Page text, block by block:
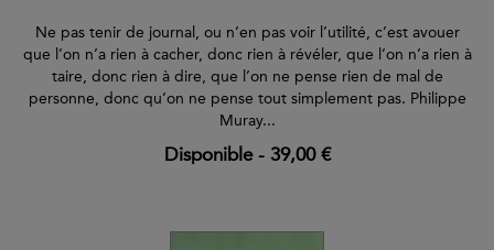
Ne pas tenir de journal, ou n’en pas voir l’utilité, c’est avouer
que l’on n’a rien à cacher, donc rien à révéler, que l’on n’a rien à
taire, donc rien à dire, que l’on ne pense rien de mal de
personne, donc qu’on ne pense tout simplement pas. Philippe
Muray...
Disponible- 39,00 €